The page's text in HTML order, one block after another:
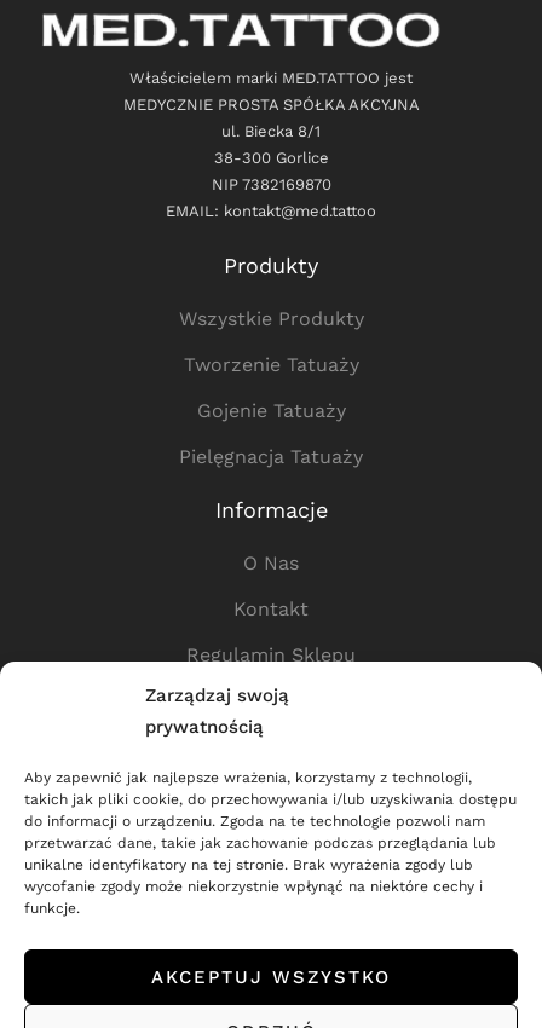
Zarządzaj swoją
prywatnością
Aby zapewnić jak najlepsze wrażenia, korzystamy z technologii,
takich jak pliki cookie, do przechowywania i/lub uzyskiwania dostępu
do informacji o urządzeniu. Zgoda na te technologie pozwoli nam
przetwarzać dane, takie jak zachowanie podczas przeglądania lub
unikalne identyfikatory na tej stronie. Brak wyrażenia zgody lub
wycofanie zgody może niekorzystnie wpłynąć na niektóre cechy i
funkcje.
AKCEPTUJ WSZYSTKO
Właścicielem marki MED.TATTOO jest
MEDYCZNIE PROSTA SPÓŁKA AKCYJNA
ul. Biecka 8/1
38-300 Gorlice
NIP 7382169870
EMAIL: kontakt@med.tattoo
Produkty
Wszystkie Produkty
Tworzenie Tatuaży
Gojenie Tatuaży
Pielęgnacja Tatuaży
Informacje
O Nas
Kontakt
Regulamin Sklepu
Polityka Prywatności
Sklep
Dostawa
Dla Partnerów
Zwroty i Reklamacje